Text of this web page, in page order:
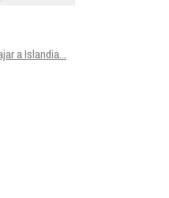
a Islandia...